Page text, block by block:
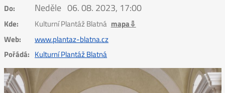
Do: Neděle 06. 08. 2023, 17:00
Kde: Kulturní Plantáž Blatná mapa⇩
Web:
www.plantaz-blatna.cz
Pořádá: Kulturní Plantáž Blatná